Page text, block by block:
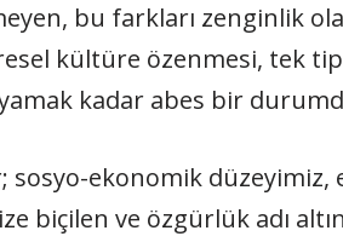
bu farkları zenginlik
kültüre özenmesi, tek
kadar abes bir
ekonomik düzeyimiz,
biçilen ve özgürlük adı